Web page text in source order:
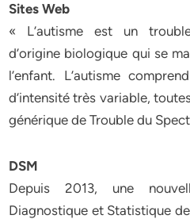
Sites Web
« L’autisme est un
d’origine biologique qui se
l’enfant. L’autisme
d’intensité très variable,
générique de Trouble du
DSM
Depuis 2013, une
Diagnostique et Statistique